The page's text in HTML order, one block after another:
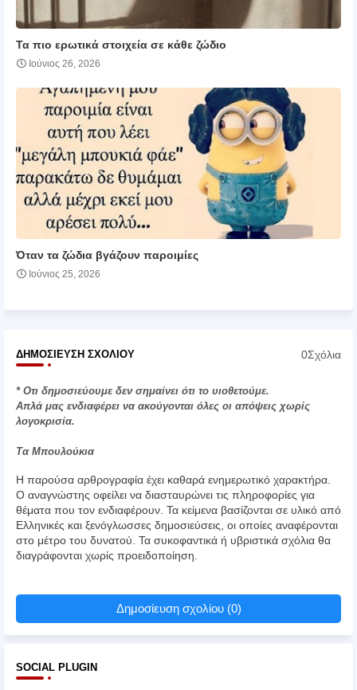
Τα πιο ερωτικά στοιχεία σε κάθε ζώδιο
Ιούνιος 26, 2026
Όταν τα ζώδια βγάζουν παροιμίες
Ιούνιος 25, 2026
ΔΗΜΟΣΊΕΥΣΗ ΣΧΟΛΊΟΥ 0Σχόλια
* Οτι δημοσιεύουμε δεν σημαίνει ότι το υιοθετούμε.
Απλά μας ενδιαφέρει να ακούγονται όλες οι απόψεις χωρίς
λογοκρισία.
Τα Μπουλούκια
Η παρούσα αρθρογραφία έχει καθαρά ενημερωτικό χαρακτήρα.
Ο αναγνώστης οφείλει να διασταυρώνει τις πληροφορίες για
θέματα που τον ενδιαφέρουν. Τα κείμενα βασίζονται σε υλικό από
Ελληνικές και ξενόγλωσσες δημοσιεύσεις, οι οποίες αναφέρονται
στο μέτρο του δυνατού. Τα συκοφαντικά ή υβριστικά σχόλια θα
διαγράφονται χωρίς προειδοποίηση.
Δημοσίευση σχολίου (0)
SOCIAL PLUGIN